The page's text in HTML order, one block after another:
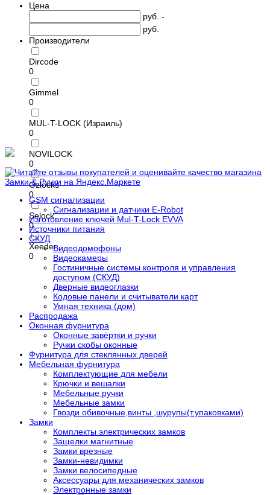
Цена
руб. -
руб.
Производители
Dircode
0
Gimmel
0
MUL-T-LOCK (Израиль)
0
NOVILOCK
0
Ozlocks
0
Selock
0
Xeeder
0
GSM сигнализации
Сигнализации и датчики E-Robot
Изготовление ключей Mul-T-Lock EVVA
Источники питания
СКУД
Видеодомофоны
Видеокамеры
Гостиничные системы контроля и управления
доступом (СКУД)
Дверные видеоглазки
Кодовые панели и считыватели карт
Умная техника (дом)
Распродажа
Оконная фурнитура
Оконные завёртки и ручки
Ручки скобы оконные
Фурнитура для стеклянных дверей
Мебельная фурнитура
Комплектующие для мебели
Крючки и вешалки
Мебельные ручки
Мебельные замки
Гвозди обивочные,винты ,шурупы(т.упаковками)
Замки
Комплекты электрических замков
Защелки магнитные
Замки врезные
Замки-невидимки
Замки велосипедные
Аксессуары для механических замков
Электронные замки